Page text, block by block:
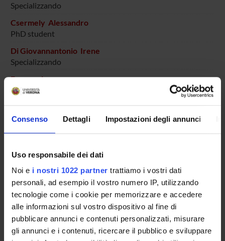
Consenso Dettagli Impostazioni degli annunci
Uso responsabile dei dati
Noi e i nostri 1022 partner trattiamo i vostri dati
personali, ad esempio il vostro numero IP, utilizzando
tecnologie come i cookie per memorizzare e accedere
alle informazioni sul vostro dispositivo al fine di
pubblicare annunci e contenuti personalizzati, misurare
gli annunci e i contenuti, ricercare il pubblico e sviluppare
Specializzando
Csermely Alessandro
PhD student
Di Giovannantonio Irene
Specializzando
Ferraro Laura
Specializzando
Forti Matteo
Specializzando
Giachetti Gabriele
Specializzando
Greco Rossella
Specializzando
Grespan Elisabetta
Specializzando